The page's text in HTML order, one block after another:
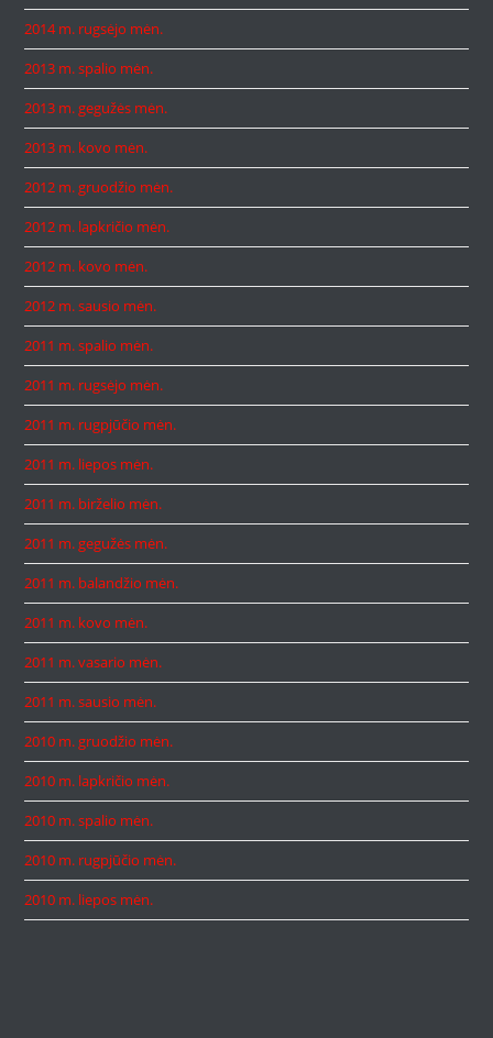
2014 m. rugsėjo mėn.
2013 m. spalio mėn.
2013 m. gegužės mėn.
2013 m. kovo mėn.
2012 m. gruodžio mėn.
2012 m. lapkričio mėn.
2012 m. kovo mėn.
2012 m. sausio mėn.
2011 m. spalio mėn.
2011 m. rugsėjo mėn.
2011 m. rugpjūčio mėn.
2011 m. liepos mėn.
2011 m. birželio mėn.
2011 m. gegužės mėn.
2011 m. balandžio mėn.
2011 m. kovo mėn.
2011 m. vasario mėn.
2011 m. sausio mėn.
2010 m. gruodžio mėn.
2010 m. lapkričio mėn.
2010 m. spalio mėn.
2010 m. rugpjūčio mėn.
2010 m. liepos mėn.